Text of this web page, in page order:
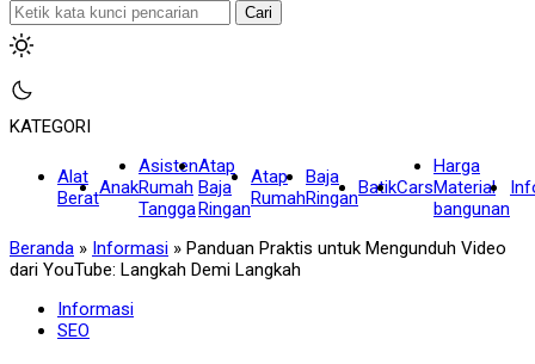
Cari
KATEGORI
Alat
BeratAnak
Asisten
Rumah
Tangga
Atap
Baja
Ringan
Atap
Rumah
Baja
RinganBatikCars
Harga
Material
bangunan
Beranda » Informasi » Panduan Praktis untuk Mengunduh Video
dari YouTube: Langkah Demi Langkah
Informasi
SEO